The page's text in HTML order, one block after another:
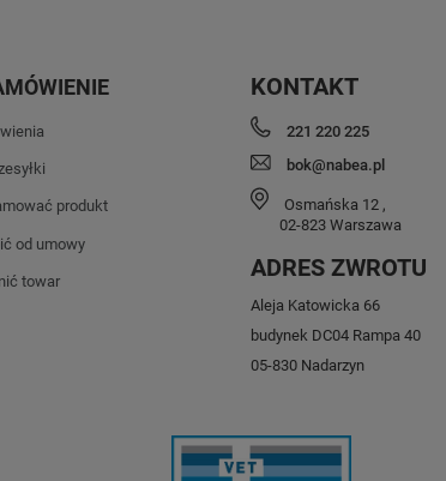
produkt
od umowy
towar
KONTAKT
221 220 225
bok@nabea.pl
Osmańska 12 ,
02-823 Warszawa
ADRES ZWROTU
Aleja Katowicka 66
budynek DC04 Rampa 40
05-830 Nadarzyn